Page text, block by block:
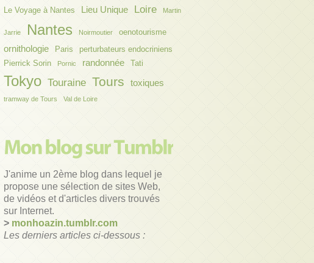
Le Voyage à Nantes Lieu Unique Loire Martin
Jarrie Nantes Noirmoutier oenotourisme
ornithologie Paris
perturbateurs endocriniens
Pierrick Sorin
Pornic randonnée Tati
Tokyo Touraine Tours toxiques
tramway de Tours Val de Loire
J'anime un 2ème blog dans lequel je
propose une sélection de sites Web,
de vidéos et d'articles divers trouvés
sur Internet.
> monhoazin.tumblr.com
Les derniers articles ci-dessous :